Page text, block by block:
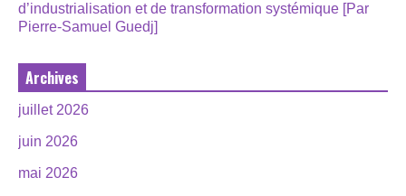
d’industrialisation et de transformation systémique [Par
Pierre-Samuel Guedj]
Archives
juillet 2026
juin 2026
mai 2026